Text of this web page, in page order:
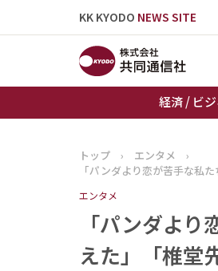
KK KYODO NEWS SITE
経済 / ビ
トップペー
トップ › エンタメ
›
「パンダより恋が苦手な私
エンタメ
「パンダよ
えた」「椎堂